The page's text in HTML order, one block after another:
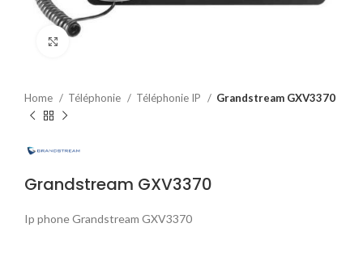
Click to enlarge
Home Téléphonie Téléphonie IP Grandstream GXV3370
Grandstream GXV3370
Ip phone Grandstream GXV3370